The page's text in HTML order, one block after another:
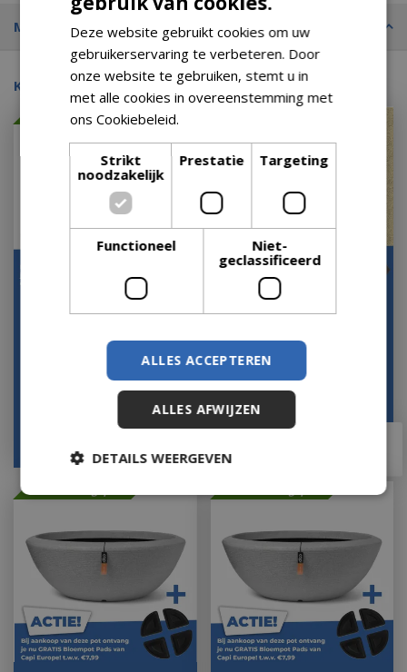
Merk
Kijk ook eens naar:
Met 20% afgeprijsd
Schaal laag granite Arc
Let op: bijna uitverkocht!
Plantenschaal Vienna 70
Antraciet Ecopots
Let op: bijna uitverkocht!
Deze website gebruikt cookies om uw
gebruikerservaring te verbeteren. Door
onze website te gebruiken, stemt u in
met alle cookies in overeenstemming met
ons Cookiebeleid.
Strikt
noodzakelijk
Prestatie Targeting
Functioneel
Niet-
geclassificeerd
ALLES ACCEPTEREN
ALLES AFWIJZEN
DETAILS WEERGEVEN